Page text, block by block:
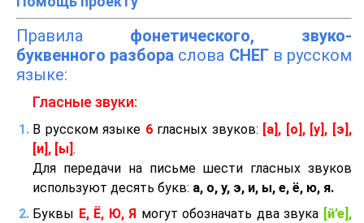
Правила фонетического, звуко-
буквенного разбора слова СНЕГв русском
языке:
Гласные звуки:
В русском языке 6гласных звуков:
[а], [о], [у], [э],
[и], [ы] .
Для передачи на письме шести гласных звуков
используют десять букв: а, о, у, э, и, ы, е, ё, ю, я.
Буквы Е, Ё, Ю, Я могут обозначать два звука
[й’е],